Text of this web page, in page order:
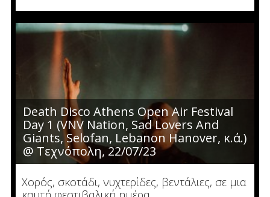
Death Disco Athens Open Air Festival
Day 1 (VNV Nation, Sad Lovers And
Giants, Selofan, Lebanon Hanover, κ.ά.)
@ Τεχνόπολη, 22/07/23
Χορός, σκοτάδι, νυχτερίδες, βεντάλιες, σε μια